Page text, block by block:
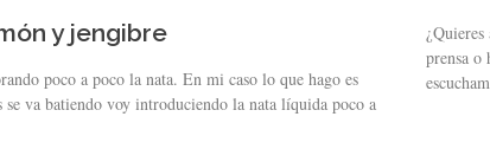
y jengibre
poco a poco la nata. En mi caso lo que hago es
va batiendo voy introduciendo la nata líquida poco a
¿Quieres
prensa o